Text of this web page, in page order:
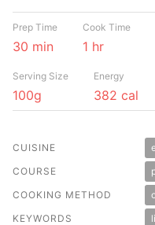
Prep Time
30 min
Cook Time
1 hr
Serving Size
100g
Energy
382 cal
CUISINE
COURSE
COOKING METHOD
KEYWORDS